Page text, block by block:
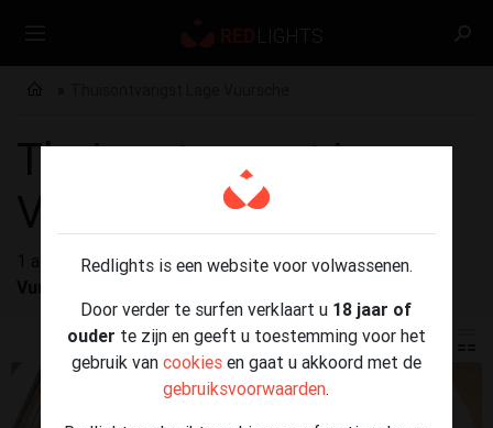
Redlights is een website voor volwassenen.
Door verder te surfen verklaart u 18 jaar of
ouder te zijn en geeft u toestemming voor het
gebruik van cookiesen gaat u akkoord met de
gebruiksvoorwaarden.
Thuisontvangst Lage
1 advertenties gevonden voorThuisontvangst Lage